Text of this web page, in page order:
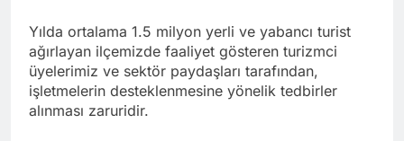
Yılda ortalama 1.5 milyon yerli ve yabancı turist
ağırlayan ilçemizde faaliyet gösteren turizmci
üyelerimiz ve sektör paydaşları tarafından,
işletmelerin desteklenmesine yönelik tedbirler
alınması zaruridir.